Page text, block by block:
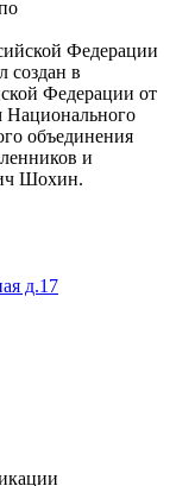
Федерации
создан в
Федерации от
Национального
объединения
и
Шохин.
д.17